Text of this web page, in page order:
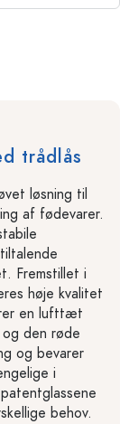
trådlås
løsning til
af fødevarer.
Fremstillet i
høje kvalitet
en lufttæt
den røde
og bevarer
i
behov.